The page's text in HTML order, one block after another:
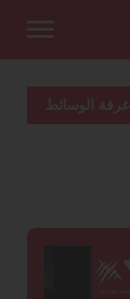
غرفة الوسائط